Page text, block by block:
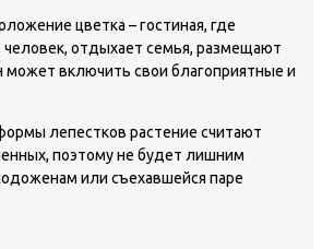
цветка – гостиная, где
человек, отдыхает семья, размещают
может включить свои благоприятные и
лепестков растение считают
поэтому не будет лишним
или съехавшейся паре